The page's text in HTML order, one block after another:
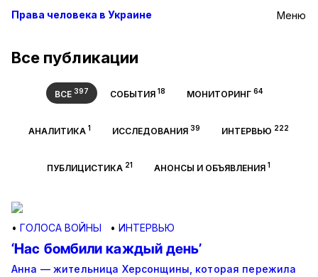
Меню
Права человека в Украине
Все публикации
ВСЕ397 СОБЫТИЯ18 МОНИТОРИНГ64
АНАЛИТИКА 1 ИССЛЕДОВАНИЯ39 ИНТЕРВЬЮ 222
ПУБЛИЦИСТИКА 21 АНОНСЫ И ОБЪЯВЛЕНИЯ1
• ГОЛОСА ВОЙНЫ • ИНТЕРВЬЮ
‘Нас бомбили каждый день’
Анна — жительница Херсонщины, которая пережила